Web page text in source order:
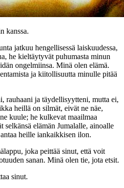
kanssa.
jatkuu hengellisessä laiskuudessa,
he kieltäytyvät puhumasta minun
ongelmiinsa. Minä olen elämä.
ja kiitollisuutta minulle pitää
rauhaani ja täydellisyytteni, mutta ei,
heillä on silmät, eivät ne näe,
kuule; he kulkevat maailmaa
elämän Jumalalle, ainoalle
heille iankaikkisen ilon.
joka peittää sinut, että voit
sanan. Minä olen tie, jota etsit.
sinut.